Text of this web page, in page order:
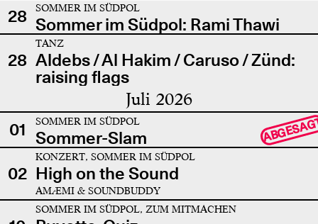
28
SOMMER IM SÜDPOL
Sommer im Südpol: Rami Thawi
28
TANZ
Aldebs / Al Hakim / Caruso / Zünd:
raising flags
Juli 2026
01 SOMMER IM SÜDPOL
Sommer-Slam
02
KONZERT, SOMMER IM SÜDPOL
High on the Sound
AMÆMI & SOUNDBUDDY
SOMMER IM SÜDPOL, ZUM MITMACHEN